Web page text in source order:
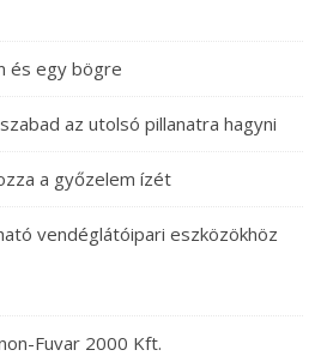
és egy bögre
az utolsó pillanatra hagyni
a győzelem ízét
vendéglátóipari eszközökhöz
Fuvar 2000 Kft.